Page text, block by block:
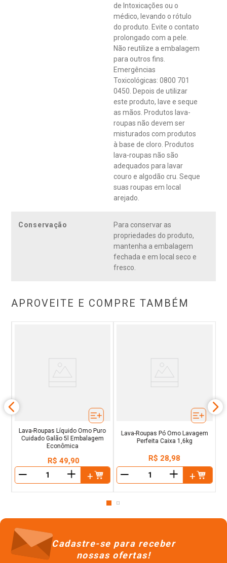
de Intoxicações ou o
médico, levando o rótulo
do produto. Evite o contato
prolongado com a pele.
Não reutilize a embalagem
para outros fins.
Emergências
Toxicológicas: 0800 701
0450. Depois de utilizar
este produto, lave e seque
as mãos. Produtos lava-
roupas não devem ser
misturados com produtos
à base de cloro. Produtos
lava-roupas não são
adequados para lavar
couro e algodão cru. Seque
suas roupas em local
arejado.
Conservação
Para conservar as
propriedades do produto,
mantenha a embalagem
fechada e em local seco e
fresco.
APROVEITE E COMPRE TAMBÉM
Lava-Roupas Líquido Omo Puro
Cuidado Galão 5l Embalagem
Econômica
R$ 49,90
＋
Lava-Roupas Pó Omo Lavagem
Perfeita Caixa 1,6kg
R$ 28,98
＋
Cadastre-se para receber
nossas ofertas!